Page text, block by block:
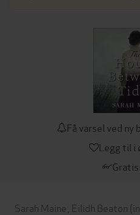
Få varsel ved
Legg til i
Sarah Maine Eilidh Beaton